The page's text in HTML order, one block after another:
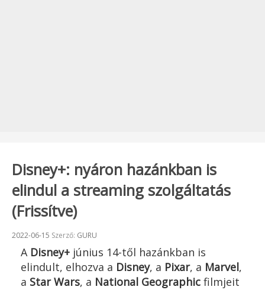
Disney+: nyáron hazánkban is
elindul a streaming szolgáltatás
(Frissítve)
Beküldve:
2022-06-15 Szerző: GURU
A Disney+ június 14-től hazánkban is
elindult, elhozva a Disney, a Pixar, a Marvel,
a Star Wars, a National Geographic filmjeit